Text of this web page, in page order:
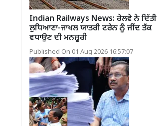
Indian Railways News: ਰੇਲਵੇ ਨੇ ਦਿੱਤੀ
ਲੁਧਿਆਣਾ-ਜਾਖਲ ਯਾਤਰੀ ਟਰੇਨ ਨੂੰ ਜੀਂਦ ਤੱਕ
ਵਧਾਉਣ ਦੀ ਮਨਜ਼ੂਰੀ
Published On 01 Aug 2026 16:57:07